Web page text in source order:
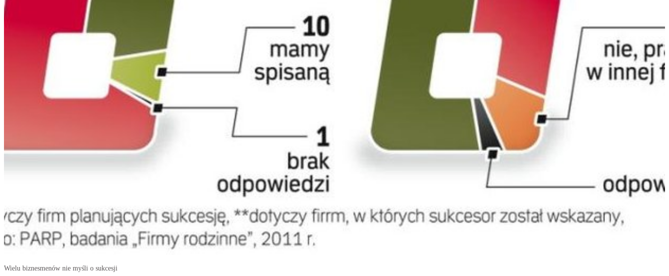
Wielu biznesmenów nie myśli o sukcesji